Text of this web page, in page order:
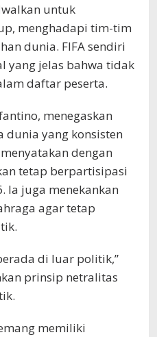
untuk
menghadapi tim-tim
dunia. FIFA sendiri
yang jelas bahwa tidak
daftar peserta.
menegaskan
dunia yang konsisten
dengan
tetap berpartisipasi
Ia juga menekankan
agar tetap
di luar politik,”
prinsip netralitas
memiliki